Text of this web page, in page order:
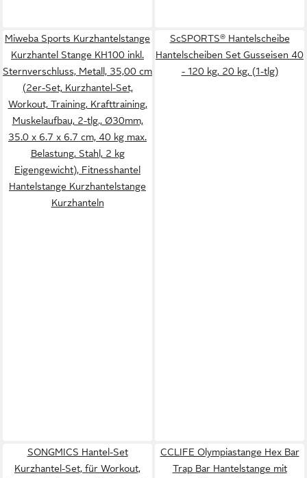
Miweba Sports Kurzhantelstange
Kurzhantel Stange KH100 inkl.
Sternverschluss, Metall, 35,00 cm
(2er-Set, Kurzhantel-Set,
Workout, Training, Krafttraining,
Muskelaufbau, 2-tlg., Ø30mm,
35.0 x 6.7 x 6.7 cm, 40 kg max.
Belastung, Stahl, 2 kg
Eigengewicht), Fitnesshantel
Hantelstange Kurzhantelstange
Kurzhanteln
ScSPORTS® Hantelscheibe
Hantelscheiben Set Gusseisen 40
- 120 kg, 20 kg, (1-tlg)
SONGMICS Hantel-Set
Kurzhantel-Set, für Workout,
CCLIFE Olympiastange Hex Bar
Trap Bar Hantelstange mit